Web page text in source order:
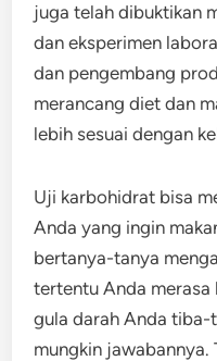
juga telah dibuktikan
dan eksperimen
dan pengembang
merancang diet dan
lebih sesuai dengan
Uji karbohidrat bisa
Anda yang ingin
bertanya-tanya
tertentu Anda merasa
gula darah Anda
mungkin jawabannya.